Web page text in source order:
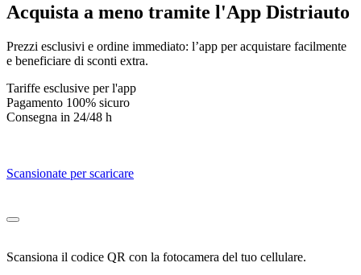
Acquista a meno tramite l'App Distriauto
Prezzi esclusivi e ordine immediato: l’app per acquistare facilmente
e beneficiare di sconti extra.
Tariffe esclusive per l'app
Pagamento 100% sicuro
Consegna in 24/48 h
Scansionate per scaricare
Scansiona il codice QR con la fotocamera del tuo cellulare.